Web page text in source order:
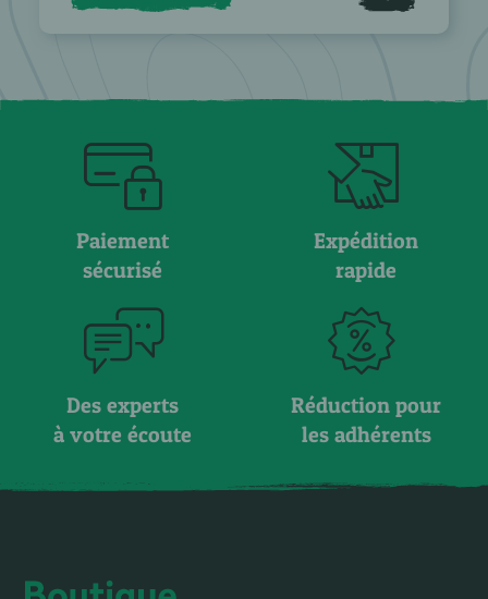
Paiement
sécurisé
Expédition
rapide
Des experts
à votre écoute
Réduction pour
les adhérents